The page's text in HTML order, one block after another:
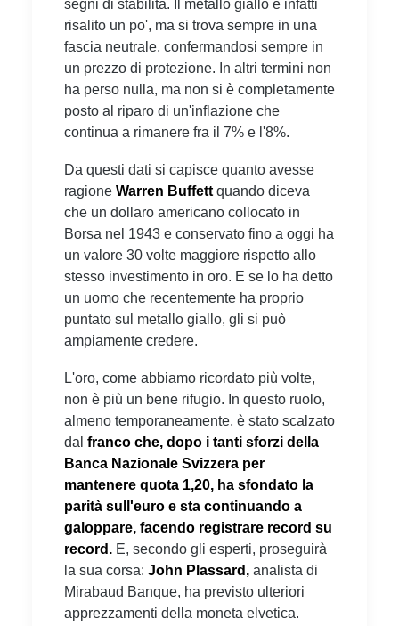
segni di stabilità. Il metallo giallo è infatti
risalito un po', ma si trova sempre in una
fascia neutrale, confermandosi sempre in
un prezzo di protezione. In altri termini non
ha perso nulla, ma non si è completamente
posto al riparo di un'inflazione che
continua a rimanere fra il 7% e l'8%.
Da questi dati si capisce quanto avesse
ragione Warren Buffett quando diceva
che un dollaro americano collocato in
Borsa nel 1943 e conservato fino a oggi ha
un valore 30 volte maggiore rispetto allo
stesso investimento in oro. E se lo ha detto
un uomo che recentemente ha proprio
puntato sul metallo giallo, gli si può
ampiamente credere.
L'oro, come abbiamo ricordato più volte,
non è più un bene rifugio. In questo ruolo,
almeno temporaneamente, è stato scalzato
dal franco che, dopo i tanti sforzi della
Banca Nazionale Svizzera per
mantenere quota 1,20, ha sfondato la
parità sull'euro e sta continuando a
galoppare, facendo registrare record su
record. E, secondo gli esperti, proseguirà
la sua corsa: John Plassard, analista di
Mirabaud Banque, ha previsto ulteriori
apprezzamenti della moneta elvetica.